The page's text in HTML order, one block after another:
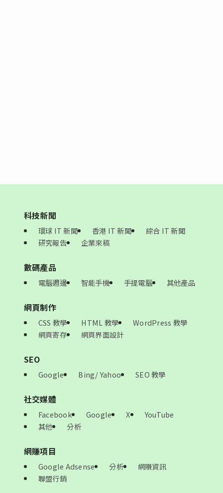
科技新聞
環球 IT 新聞 香港 IT 新聞
綜合 IT 新聞
研究報告
企業來稿
數碼產品
電腦週邊 智能手機 手提電腦 其他產品
網頁制作
CSS 教學 HTML 教學
WordPress 教學
網頁寄存
網頁界面設計
SEO
Google Bing/ Yahoo SEO 教學
社交媒體
Facebook Google X
YouTube
其他
分析
網賺項目
Google Adsense 分析
網賺資訊
聯盟行銷